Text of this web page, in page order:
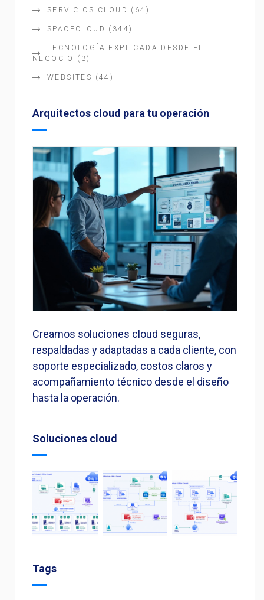
SERVICIOS CLOUD (64)
SPACECLOUD (344)
TECNOLOGÍA EXPLICADA DESDE EL
NEGOCIO
(3)
WEBSITES (44)
Arquitectos cloud para tu operación
Creamos soluciones cloud seguras,
respaldadas y adaptadas a cada cliente, con
soporte especializado, costos claros y
acompañamiento técnico desde el diseño
hasta la operación.
Soluciones cloud
Tags